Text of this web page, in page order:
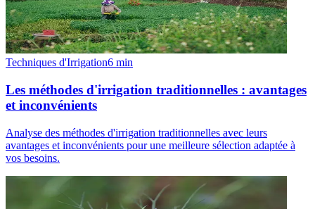
Techniques d'Irrigation6 min
Les méthodes d'irrigation traditionnelles : avantages
et inconvénients
Analyse des méthodes d'irrigation traditionnelles avec leurs
avantages et inconvénients pour une meilleure sélection adaptée à
vos besoins.